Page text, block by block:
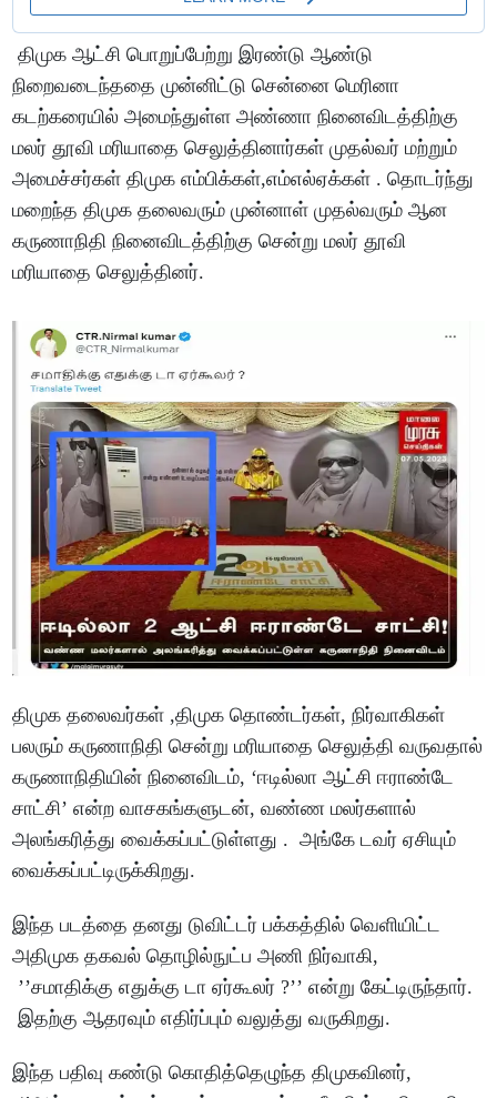
திமுக ஆட்சி பொறுப்பேற்று இரண்டு ஆண்டு
நிறைவடைந்ததை முன்னிட்டு சென்னை மெரினா
கடற்கரையில் அமைந்துள்ள அண்ணா நினைவிடத்திற்கு
மலர் தூவி மரியாதை செலுத்தினார்கள் முதல்வர் மற்றும்
அமைச்சர்கள் திமுக எம்பிக்கள்,எம்எல்ஏக்கள் . தொடர்ந்து
மறைந்த திமுக தலைவரும் முன்னாள் முதல்வரும் ஆன
கருணாநிதி நினைவிடத்திற்கு சென்று மலர் தூவி
மரியாதை செலுத்தினர்.
திமுக தலைவர்கள் ,திமுக தொண்டர்கள், நிர்வாகிகள்
பலரும் கருணாநிதி சென்று மரியாதை செலுத்தி வருவதால்
கருணாநிதியின் நினைவிடம், ‘ஈடில்லா ஆட்சி ஈராண்டே
சாட்சி’ என்ற வாசகங்களுடன், வண்ண மலர்களால்
அலங்கரித்து வைக்கப்பட்டுள்ளது . அங்கே டவர் ஏசியும்
வைக்கப்பட்டிருக்கிறது.
இந்த படத்தை தனது டுவிட்டர் பக்கத்தில் வெளியிட்ட
அதிமுக தகவல் தொழில்நுட்ப அணி நிர்வாகி,
’’சமாதிக்கு எதுக்கு டா ஏர்கூலர் ?’’ என்று கேட்டிருந்தார்.
இதற்கு ஆதரவும் எதிர்ப்பும் வலுத்து வருகிறது.
இந்த பதிவு கண்டு கொதித்தெழுந்த திமுகவினர்,